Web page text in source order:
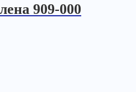
909-000